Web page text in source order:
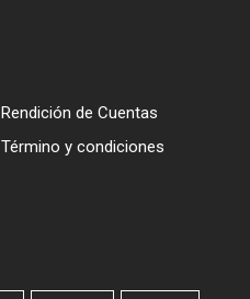
Rendición de Cuentas
Término y condiciones